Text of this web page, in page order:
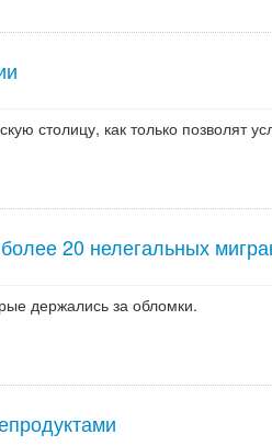
столицу, как только позволят
20 нелегальных
держались за обломки.